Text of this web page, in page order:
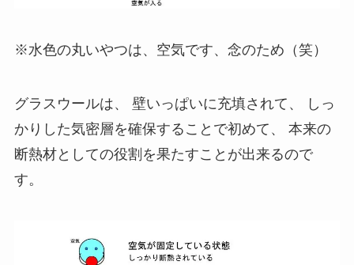
※水色の丸いやつは、空気です、念のため（笑）
グラスウールは、 壁いっぱいに充填されて、 しっ
かりした気密層を確保することで初めて、 本来の
断熱材としての役割を果たすことが出来るので
す。